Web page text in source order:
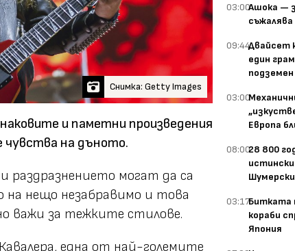
Снимка: Getty Images
и паметни произведения
чувства на дъното.
раздразнението могат да са
на нещо незабравимо и това
важи за тежките стилове.
една от най-големите
03:00Ашока —
09:44Двайсет
един
03:00
Европа
08:0028 800
истински
03:17Битката
кораби
Япония